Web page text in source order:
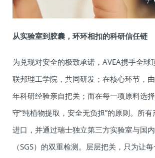
从实验室到胶囊，环环相扣的科研信任链
为兑现对安全的极致承诺，AVEA携手全球
联邦理工学院，共同研发；在核心环节，
年科研经验亲自把关；而在每一项原料选
守“纯植物提取，安全无负担”的原则。所
进口，并通过瑞士独立第三方实验室与国
（SGS）的双重检测。层层把关，只为让